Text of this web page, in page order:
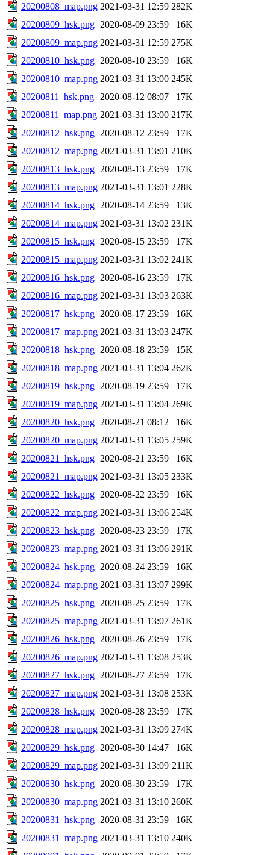
20200808_map.png 2021-03-31 12:59 282K
20200809_hsk.png 2020-08-09 23:59
16K
20200809_map.png 2021-03-31 12:59 275K
20200810_hsk.png 2020-08-10 23:59
16K
20200810_map.png 2021-03-31 13:00 245K
20200811_hsk.png
2020-08-12 08:07
17K
20200811_map.png 2021-03-31 13:00 217K
20200812_hsk.png 2020-08-12 23:59
17K
20200812_map.png 2021-03-31 13:01 210K
20200813_hsk.png 2020-08-13 23:59
17K
20200813_map.png 2021-03-31 13:01 228K
20200814_hsk.png 2020-08-14 23:59
13K
20200814_map.png 2021-03-31 13:02 231K
20200815_hsk.png 2020-08-15 23:59
17K
20200815_map.png 2021-03-31 13:02 241K
20200816_hsk.png 2020-08-16 23:59
17K
20200816_map.png 2021-03-31 13:03 263K
20200817_hsk.png 2020-08-17 23:59
16K
20200817_map.png 2021-03-31 13:03 247K
20200818_hsk.png 2020-08-18 23:59
15K
20200818_map.png 2021-03-31 13:04 262K
20200819_hsk.png 2020-08-19 23:59
17K
20200819_map.png 2021-03-31 13:04 269K
20200820_hsk.png 2020-08-21 08:12
16K
20200820_map.png 2021-03-31 13:05 259K
20200821_hsk.png 2020-08-21 23:59
16K
20200821_map.png 2021-03-31 13:05 233K
20200822_hsk.png 2020-08-22 23:59
16K
20200822_map.png 2021-03-31 13:06 254K
20200823_hsk.png 2020-08-23 23:59
17K
20200823_map.png 2021-03-31 13:06 291K
20200824_hsk.png 2020-08-24 23:59
16K
20200824_map.png 2021-03-31 13:07 299K
20200825_hsk.png 2020-08-25 23:59
17K
20200825_map.png 2021-03-31 13:07 261K
20200826_hsk.png 2020-08-26 23:59
17K
20200826_map.png 2021-03-31 13:08 253K
20200827_hsk.png 2020-08-27 23:59
17K
20200827_map.png 2021-03-31 13:08 253K
20200828_hsk.png 2020-08-28 23:59
17K
20200828_map.png 2021-03-31 13:09 274K
20200829_hsk.png 2020-08-30 14:47
16K
20200829_map.png 2021-03-31 13:09 211K
20200830_hsk.png 2020-08-30 23:59
17K
20200830_map.png 2021-03-31 13:10 260K
20200831_hsk.png 2020-08-31 23:59
16K
20200831_map.png 2021-03-31 13:10 240K